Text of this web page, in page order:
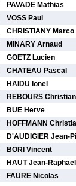
PAVADE Mathias
VOSS Paul
CHRISTIANY Marco
MINARY Arnaud
GOETZ Lucien
CHATEAU Pascal
HAIDU Ionel
REBOURS Christian
BUE Herve
HOFFMANN
D'AUDIGIER Jean-
BORI Vincent
HAUT Jean-Raphael
FAURE Nicolas